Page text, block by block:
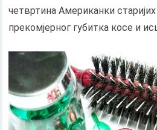
четвртина Американки
прекомјерног губитка косе и